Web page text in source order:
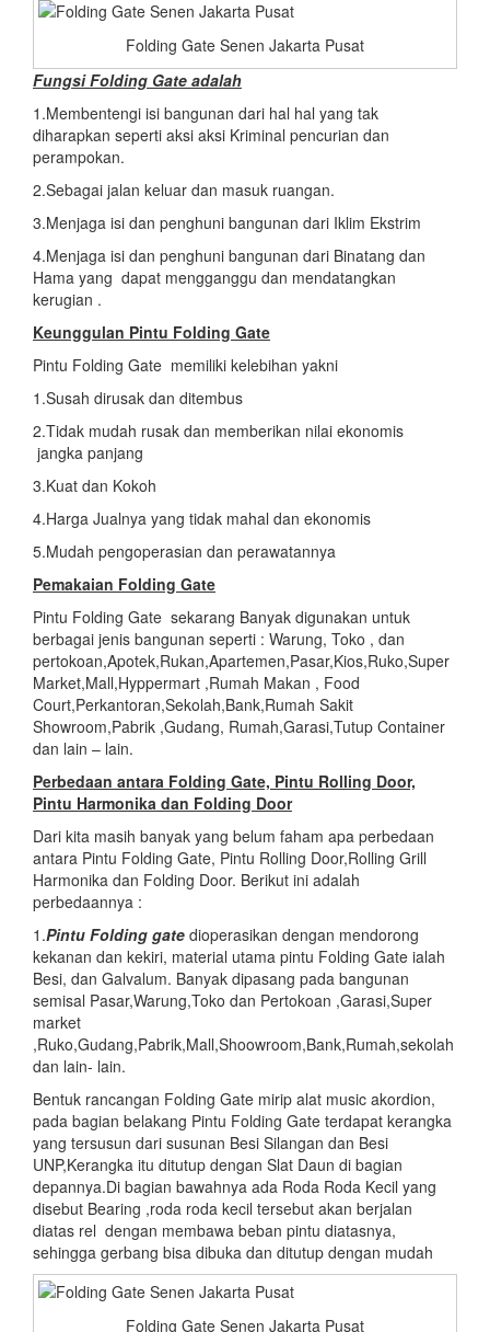
Folding Gate Senen Jakarta Pusat
Fungsi Folding Gate adalah
1.Membentengi isi bangunan dari hal hal yang tak
diharapkan seperti aksi aksi Kriminal pencurian dan
perampokan.
2.Sebagai jalan keluar dan masuk ruangan.
3.Menjaga isi dan penghuni bangunan dari Iklim Ekstrim
4.Menjaga isi dan penghuni bangunan dari Binatang dan
Hama yang dapat mengganggu dan mendatangkan
kerugian .
Keunggulan Pintu Folding Gate
Pintu Folding Gate memiliki kelebihan yakni
1.Susah dirusak dan ditembus
2.Tidak mudah rusak dan memberikan nilai ekonomis
jangka panjang
3.Kuat dan Kokoh
4.Harga Jualnya yang tidak mahal dan ekonomis
5.Mudah pengoperasian dan perawatannya
Pemakaian Folding Gate
Pintu Folding Gate sekarang Banyak digunakan untuk
berbagai jenis bangunan seperti : Warung, Toko , dan
pertokoan,Apotek,Rukan,Apartemen,Pasar,Kios,Ruko,Super
Market,Mall,Hyppermart ,Rumah Makan , Food
Court,Perkantoran,Sekolah,Bank,Rumah Sakit
Showroom,Pabrik ,Gudang, Rumah,Garasi,Tutup Container
dan lain – lain.
Perbedaan antara Folding Gate, Pintu Rolling Door,
Pintu Harmonika dan Folding Door
Dari kita masih banyak yang belum faham apa perbedaan
antara Pintu Folding Gate, Pintu Rolling Door,Rolling Grill
Harmonika dan Folding Door. Berikut ini adalah
perbedaannya :
1.Pintu Folding gate dioperasikan dengan mendorong
kekanan dan kekiri, material utama pintu Folding Gate ialah
Besi, dan Galvalum. Banyak dipasang pada bangunan
semisal Pasar,Warung,Toko dan Pertokoan ,Garasi,Super
market
,Ruko,Gudang,Pabrik,Mall,Shoowroom,Bank,Rumah,sekolah
dan lain- lain.
Bentuk rancangan Folding Gate mirip alat music akordion,
pada bagian belakang Pintu Folding Gate terdapat kerangka
yang tersusun dari susunan Besi Silangan dan Besi
UNP,Kerangka itu ditutup dengan Slat Daun di bagian
depannya.Di bagian bawahnya ada Roda Roda Kecil yang
disebut Bearing ,roda roda kecil tersebut akan berjalan
diatas rel dengan membawa beban pintu diatasnya,
sehingga gerbang bisa dibuka dan ditutup dengan mudah
Folding Gate Senen Jakarta Pusat